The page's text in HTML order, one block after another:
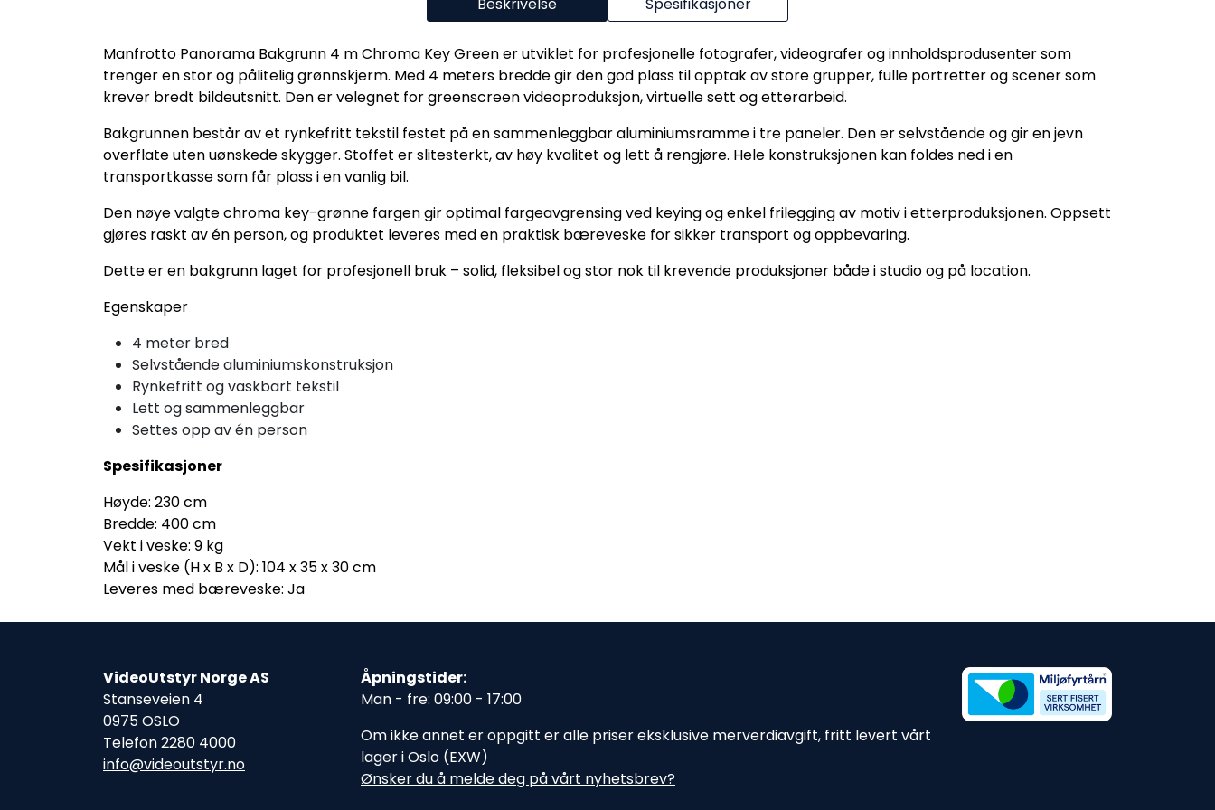
Manfrotto Panorama Bakgrunn 4 m Chroma Key Green er utviklet for profesjonelle fotografer, videografer og innholdsprodusenter som
trenger en stor og pålitelig grønnskjerm. Med 4 meters bredde gir den god plass til opptak av store grupper, fulle portretter og scener som
krever bredt bildeutsnitt. Den er velegnet for greenscreen videoproduksjon, virtuelle sett og etterarbeid.
Bakgrunnen består av et rynkefritt tekstil festet på en sammenleggbar aluminiumsramme i tre paneler. Den er selvstående og gir en jevn
overflate uten uønskede skygger. Stoffet er slitesterkt, av høy kvalitet og lett å rengjøre. Hele konstruksjonen kan foldes ned i en
transportkasse som får plass i en vanlig bil.
Den nøye valgte chroma key-grønne fargen gir optimal fargeavgrensing ved keying og enkel frilegging av motiv i etterproduksjonen. Oppsett
gjøres raskt av én person, og produktet leveres med en praktisk bæreveske for sikker transport og oppbevaring.
Dette er en bakgrunn laget for profesjonell bruk – solid, fleksibel og stor nok til krevende produksjoner både i studio og på location.
Egenskaper
4 meter bred
Selvstående aluminiumskonstruksjon
Rynkefritt og vaskbart tekstil
Lett og sammenleggbar
Settes opp av én person
Spesifikasjoner
Høyde: 230 cm
Bredde: 400 cm
Vekt i veske: 9 kg
Mål i veske (H x B x D): 104 x 35 x 30 cm
Leveres med bæreveske: Ja
VideoUtstyr Norge AS
Stanseveien 4
0975 OSLO
Telefon2280 4000
info@videoutstyr.no
Åpningstider:
Man - fre: 09:00 - 17:00
Om ikke annet er oppgitt er alle priser eksklusive merverdiavgift, fritt levert vårt
lager i Oslo (EXW)
Ønsker du å melde deg på vårt nyhetsbrev?